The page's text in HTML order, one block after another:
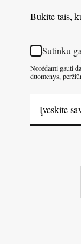
Būkite tais,
Sutinku
Norėdami gauti
duomenys,